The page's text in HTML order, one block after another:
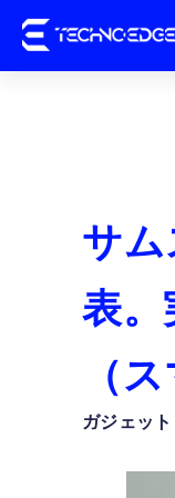
サ
表
（
ガジェット